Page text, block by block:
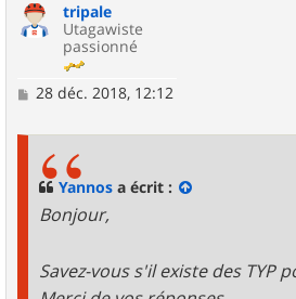
tripale
Utagawiste
passionné
M
28 déc. 2018, 12:12
Yannos a écrit :
Bonjour,
Savez-vous s'il existe des TYP